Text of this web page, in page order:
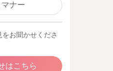
ナー
お聞かせくださ
はこちら